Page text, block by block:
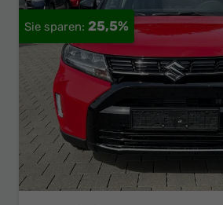
25,5%